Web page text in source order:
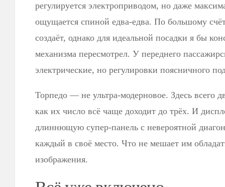
регулируется электроприводом, но даже
ощущается спиной едва-едва. По большому
создаёт, однако для идеальной посадки я бы
механизма пересмотрел. У переднего
электрические, но регулировки поясничного
Торпедо — не ультра-модерновое. Здесь всего
как их число всё чаще доходит до трёх. И
длиннющую супер-панель с невероятной
каждый в своё место. Что не мешает им
изображения.